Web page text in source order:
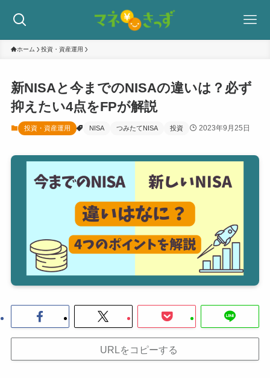
ホーム 投資・資産運用
新NISAと今までのNISAの違いは？必ず
抑えたい4点をFPが解説
投資・資産運用 NISA つみたてNISA 投資 2023年9月25日
URLをコピーする